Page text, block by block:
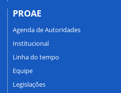
PROAE
Agenda de Autoridades
Institucional
Linha do tempo
Equipe
Legislações